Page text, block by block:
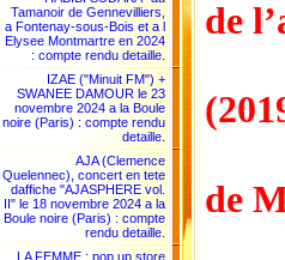
Tamanoir de Gennevilliers,
a Fontenay-sous-Bois et a l
Elysee Montmartre en 2024
: compte rendu detaille.
IZAE ("Minuit FM") +
SWANEE DAMOUR le 23
novembre 2024 a la Boule
noire (Paris) : compte rendu
detaille.
AJA (Clemence
Quelennec), concert en tete
daffiche "AJASPHERE vol.
II" le 18 novembre 2024 a la
Boule noire (Paris) : compte
rendu detaille.
LA FEMME : pop up store
de
de